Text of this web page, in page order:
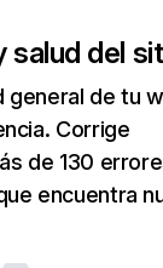
salud del
general de tu
Corrige
de 130
encuentra